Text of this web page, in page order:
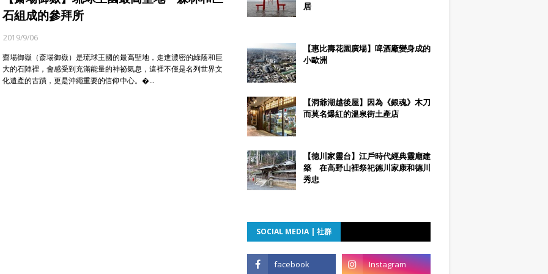
石組成的參拜所
2019/9/06
齋場御嶽（斎場御嶽）是琉球王國的最高聖地，走進濃密的綠蔭和巨
大的石陣裡，會感受到充滿能量的神祕氣息，這裡不僅是名列世界文
化遺產的古蹟，更是沖繩重要的信仰中心。�…
居
【惠比壽花園廣場】啤酒廠變身成的
小歐洲
【洞爺湖越後屋】因為《銀魂》木刀
而莫名爆紅的溫泉街土產店
【德川家靈台】江戶時代經典靈廟建
築 在高野山裡祭祀德川家康和德川
秀忠
SOCIAL MEDIA | 社群